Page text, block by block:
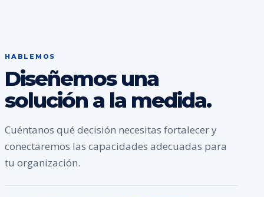
HABLEMOS
Diseñemos una
solución a la medida.
Cuéntanos qué decisión necesitas fortalecer y
conectaremos las capacidades adecuadas para
tu organización.